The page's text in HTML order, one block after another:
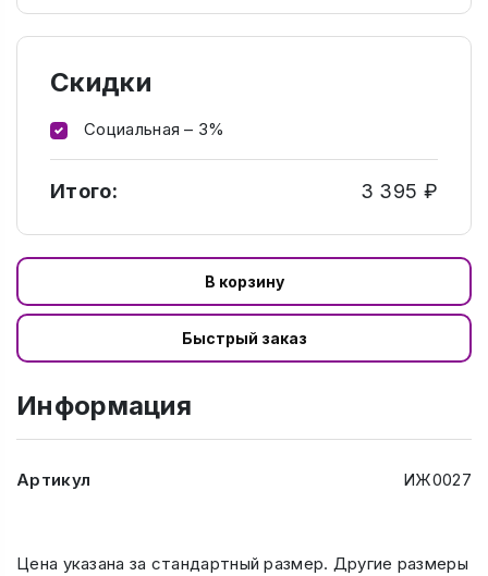
Скидки
Социальная – 3%
Итого: 3 395 ₽
В корзину
Быстрый заказ
Информация
Артикул ИЖ0027
Цена указана за стандартный размер. Другие размеры